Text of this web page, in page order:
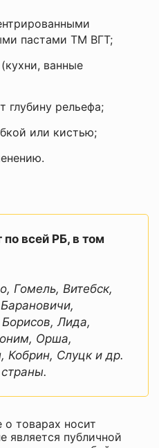
пастами ТМ ВГТ;
ванные
глубину рельефа;
или кистью;
.
всей РБ, в том
Гомель, Витебск,
Лида,
Орша,
Слуцк и др.
товарах носит
является публичной